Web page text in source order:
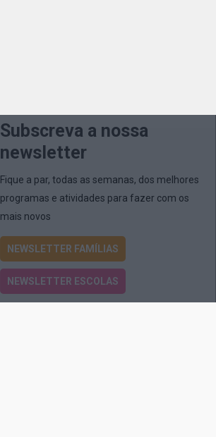
Subscreva a nossa
newsletter
Fique a par, todas as semanas, dos melhores
programas e atividades para fazer com os
mais novos
NEWSLETTER FAMÍLIAS
NEWSLETTER ESCOLAS